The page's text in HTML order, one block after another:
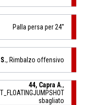
Palla persa per 24''
, Rimbalzo offensivo
44, Capra A.,
sbagliato